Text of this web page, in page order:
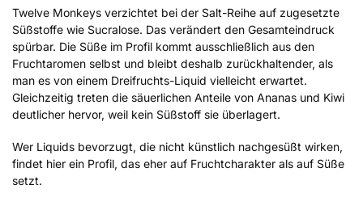
Twelve Monkeys verzichtet bei der Salt-Reihe auf zugesetzte
Süßstoffe wie Sucralose. Das verändert den Gesamteindruck
spürbar. Die Süße im Profil kommt ausschließlich aus den
Fruchtaromen selbst und bleibt deshalb zurückhaltender, als
man es von einem Dreifruchts-Liquid vielleicht erwartet.
Gleichzeitig treten die säuerlichen Anteile von Ananas und Kiwi
deutlicher hervor, weil kein Süßstoff sie überlagert.
Wer Liquids bevorzugt, die nicht künstlich nachgesüßt wirken,
findet hier ein Profil, das eher auf Fruchtcharakter als auf Süße
setzt.